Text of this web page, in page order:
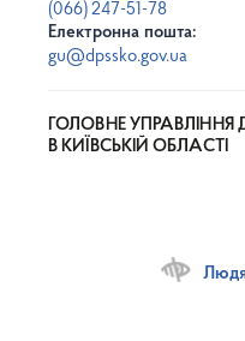
(066) 247-51-78
Електронна пошта:
gu@dpssko.gov.ua
ГОЛОВНЕ
В КИЇВСЬКІЙ ОБЛАСТІ